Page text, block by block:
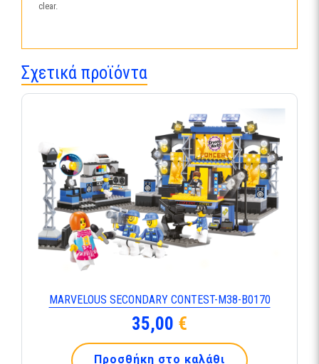
clear.
Σχετικά προϊόντα
MARVELOUS SECONDARY CONTEST-M38-B0170
35,00 €
Προσθήκη στο καλάθι